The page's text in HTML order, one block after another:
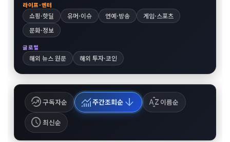
라이프·엔터
쇼핑·핫딜 유머·이슈 연예·방송
게임·스포츠
문화·정보
글로벌
해외 뉴스 원문 해외 투자·코인
whatshot구독자순 monitoring주간조회순 arrow_downward sort_by_alpha 이름순
schedule최신순